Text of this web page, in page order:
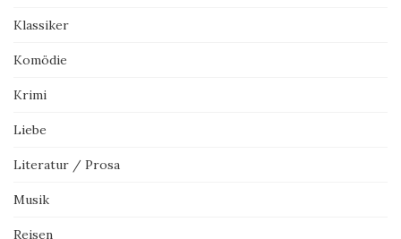
Klassiker
Komödie
Krimi
Liebe
Literatur / Prosa
Musik
Reisen